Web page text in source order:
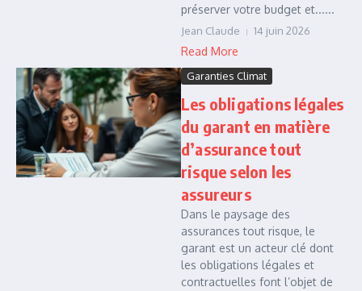
préserver votre budget et......
Jean Claude 14 juin 2026
Read More
Garanties Climat
Les obligations légales
du garant en matière
d’assurance tout
risque selon les
assureurs
Dans le paysage des
assurances tout risque, le
garant est un acteur clé dont
les obligations légales et
contractuelles font l’objet de